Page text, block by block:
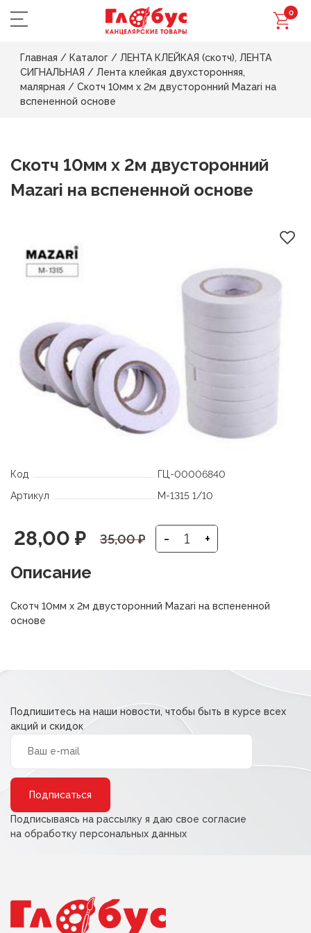
0
Главная / Каталог / ЛЕНТА КЛЕЙКАЯ (скотч), ЛЕНТА
СИГНАЛЬНАЯ / Лента клейкая двухсторонняя,
малярная / Скотч 10мм х 2м двусторонний Mazari на
вспененной основе
Скотч 10мм х 2м двусторонний
Mazari на вспененной основе
Код
ГЦ-00006840
Артикул
М-1315 1/10
35,00₽
Первоначальная
цена
составляла
35,00 ₽.
28,00 ₽
Текущая
цена:
28,00 ₽.
- +
Описание
Скотч 10мм х 2м двусторонний Mazari на вспененной
основе
Подпишитесь на наши новости, чтобы быть в курсе всех
акций и скидок
Подписываясь на рассылку я даю свое согласие
на обработку персональных данных